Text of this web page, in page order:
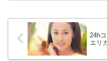
24h
エリ